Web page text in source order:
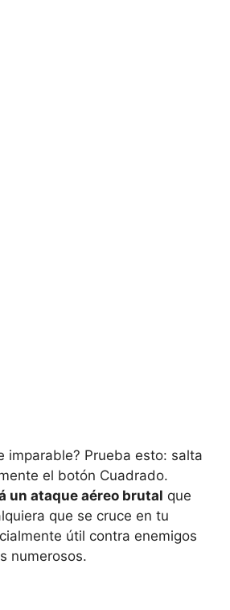
imparable? Prueba esto: salta
el botón Cuadrado.
un ataque aéreo brutal que
que se cruce en tu
útil contra enemigos
numerosos.